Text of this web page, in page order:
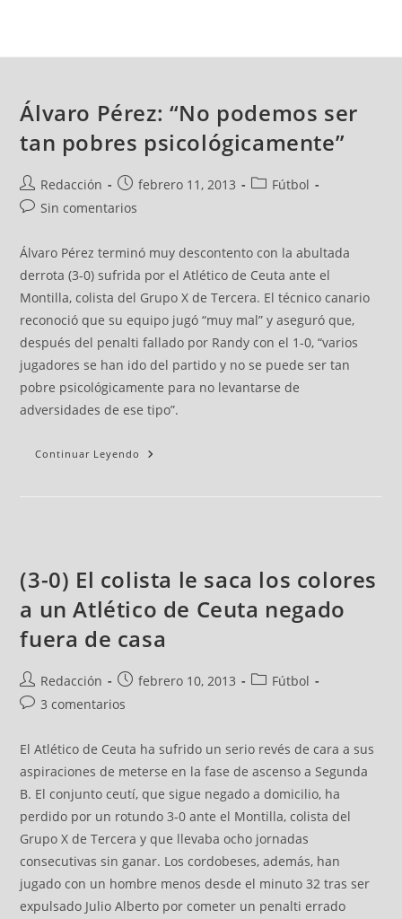
Álvaro Pérez: “No podemos ser
tan pobres psicológicamente”
Redacción febrero 11, 2013
Fútbol
Sin comentarios
Álvaro Pérez terminó muy descontento con la abultada
derrota (3-0) sufrida por el Atlético de Ceuta ante el
Montilla, colista del Grupo X de Tercera. El técnico canario
reconoció que su equipo jugó “muy mal” y aseguró que,
después del penalti fallado por Randy con el 1-0, “varios
jugadores se han ido del partido y no se puede ser tan
pobre psicológicamente para no levantarse de
adversidades de ese tipo”.
Continuar Leyendo
(3-0) El colista le saca los colores
a un Atlético de Ceuta negado
fuera de casa
Redacción febrero 10, 2013
Fútbol
3 comentarios
El Atlético de Ceuta ha sufrido un serio revés de cara a sus
aspiraciones de meterse en la fase de ascenso a Segunda
B. El conjunto ceutí, que sigue negado a domicilio, ha
perdido por un rotundo 3-0 ante el Montilla, colista del
Grupo X de Tercera y que llevaba ocho jornadas
consecutivas sin ganar. Los cordobeses, además, han
jugado con un hombre menos desde el minuto 32 tras ser
expulsado Julio Alberto por cometer un penalti errado